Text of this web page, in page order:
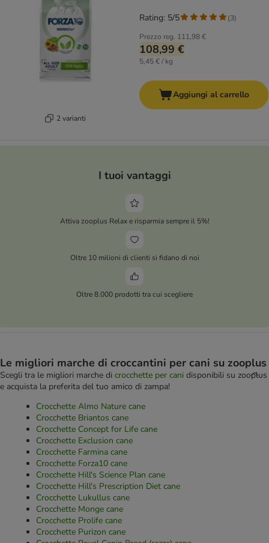
2 varianti
Prezzo reg. 111,98 €
108,99 €
5,45 € / kg
Rating: 5/5 (3)
Aggiungi al carrello
I tuoi vantaggi
Attiva zooplus Relax e risparmia sempre il 5%!
Oltre 10 milioni di clienti si fidano di noi
Oltre 8.000 prodotti tra cui scegliere
Le migliori marche di croccantini per cani su zooplus
Scegli tra le migliori marche di crocchette per cani disponibili su zooplus
e acquista la preferita del tuo amico di zampa!
Crocchette Almo Nature cane
Crocchette Briantos cane
Crocchette Concept for Life cane
Crocchette Exclusion cane
Crocchette Farmina cane
Crocchette Forza10 cane
Crocchette Hill's Science Plan cane
Crocchette Hill's Prescription Diet cane
Crocchette Lukullus cane
Crocchette Monge cane
Crocchette Prolife cane
Crocchette Purizon cane